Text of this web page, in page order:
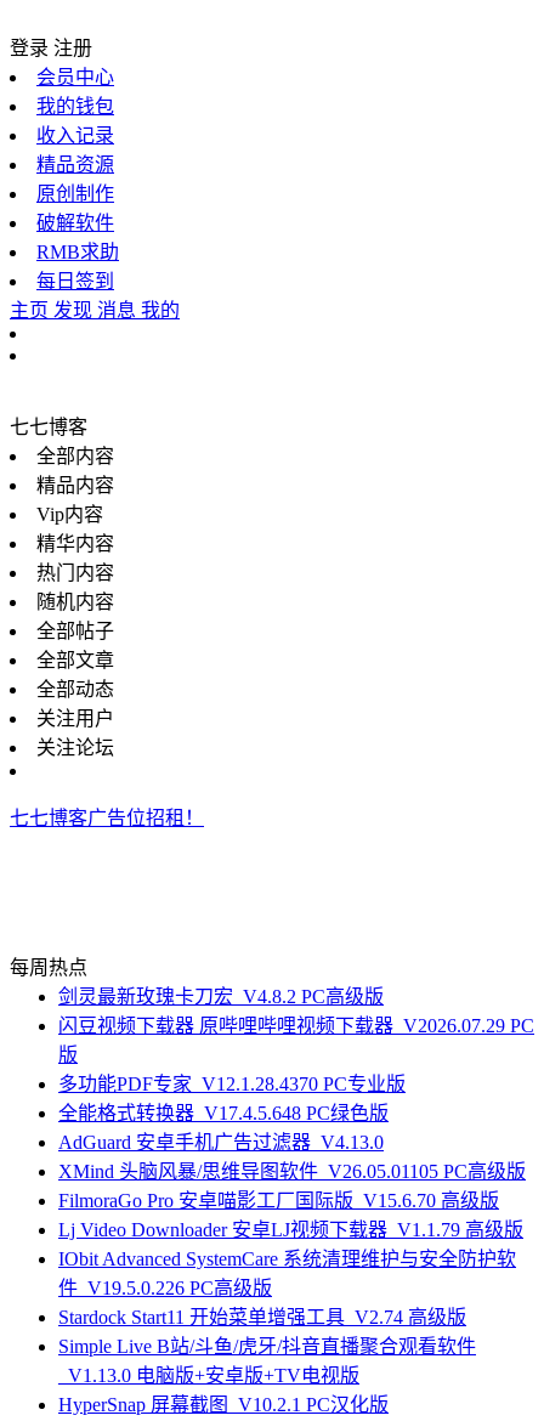
登录 注册
会员中心
我的钱包
收入记录
精品资源
原创制作
破解软件
RMB求助
每日签到
主页 发现 消息 我的
七七博客
全部内容
精品内容
Vip内容
精华内容
热门内容
随机内容
全部帖子
全部文章
全部动态
关注用户
关注论坛
七七博客广告位招租！
每周热点
剑灵最新玫瑰卡刀宏_V4.8.2 PC高级版
闪豆视频下载器 原哔哩哔哩视频下载器_V2026.07.29 PC
版
多功能PDF专家_V12.1.28.4370 PC专业版
全能格式转换器_V17.4.5.648 PC绿色版
AdGuard 安卓手机广告过滤器_V4.13.0
XMind 头脑风暴/思维导图软件_V26.05.01105 PC高级版
FilmoraGo Pro 安卓喵影工厂国际版_V15.6.70 高级版
Lj Video Downloader 安卓LJ视频下载器_V1.1.79 高级版
IObit Advanced SystemCare 系统清理维护与安全防护软
件_V19.5.0.226 PC高级版
Stardock Start11 开始菜单增强工具_V2.74 高级版
Simple Live B站/斗鱼/虎牙/抖音直播聚合观看软件
_V1.13.0 电脑版+安卓版+TV电视版
HyperSnap 屏幕截图_V10.2.1 PC汉化版